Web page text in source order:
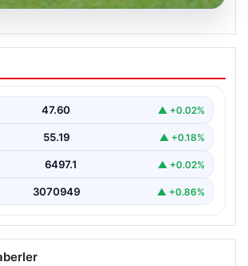
2026 Salı Günkü Maç
Yayın Akışları
ve heyecan verici bir…
47.60 ▲ +0.02%
55.19 ▲ +0.18%
6497.1 ▲ +0.02%
3070949 ▲ +0.86%